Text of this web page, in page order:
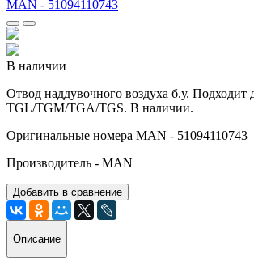
В наличии
Отвод наддувочного воздуха б.у. Подходит
TGL/TGM/TGA/TGS. В наличии.
Оригинальные номера MAN - 51094110743
Производитель - MAN
Добавить в сравнение
Описание